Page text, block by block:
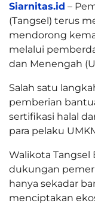
Siarnitas.id –
(Tangsel) terus
mendorong
melalui
dan Menengah
Salah satu
pemberian
sertifikasi halal
para pelaku
Walikota
dukungan
hanya sekadar
menciptakan